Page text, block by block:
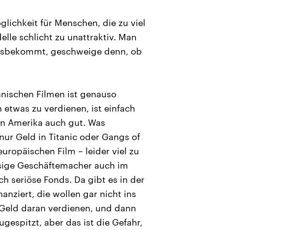
für Menschen, die zu viel
schlicht zu unattraktiv. Man
geschweige denn, ob
Filmen ist genauso
zu verdienen, ist einfach
Amerika auch gut. Was
Geld in Titanic oder Gangs of
Film – leider viel zu
Geschäftemacher auch im
seriöse Fonds. Da gibt es in der
die wollen gar nicht ins
daran verdienen, und dann
aber das ist die Gefahr,